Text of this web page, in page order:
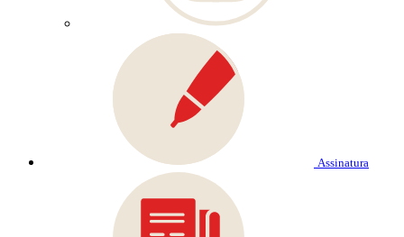
Assinatura